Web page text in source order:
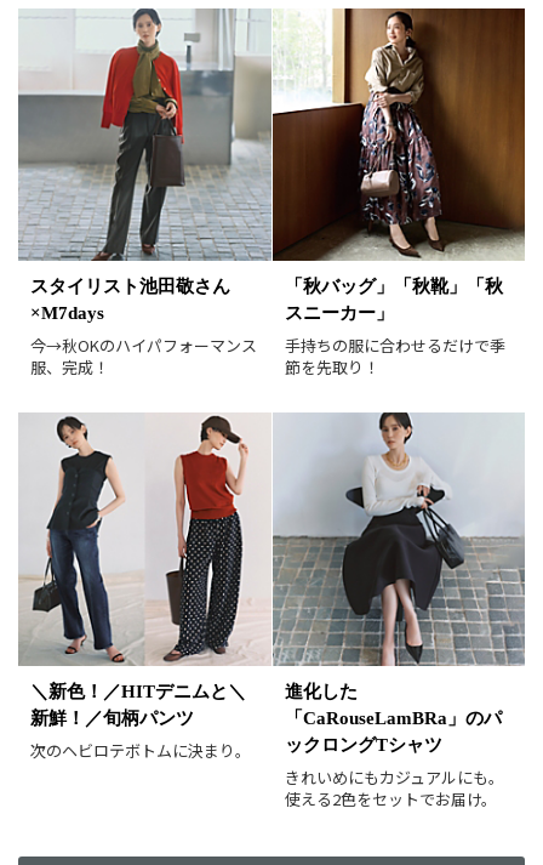
画像小 画像大
30件 90件
並び順 おすすめ順
人気順
新着順
価格が安い順
価格が高い順
値下げ実施日順
ホワイト ブラック
グレー
ベージュ
ブラウン
オレンジ
イエロー
レッド
ピンク
パープル
グリーン
ブルー
ゴールド
シルバー マルチ
スタイリスト池田敬さん
×M7days
今→秋OKのハイパフォーマンス
服、完成！
「秋バッグ」「秋靴」「秋
スニーカー」
手持ちの服に合わせるだけで季
節を先取り！
＼新色！／HITデニムと＼
新鮮！／旬柄パンツ
次のヘビロテボトムに決まり。
進化した
「CaRouseLamBRa」のパ
ックロングTシャツ
きれいめにもカジュアルにも。
使える2色をセットでお届け。